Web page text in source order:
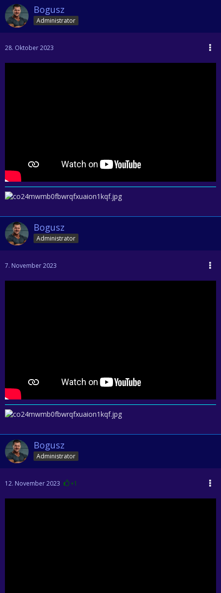
Bogusz
Administrator
28. Oktober 2023
Bogusz
Administrator
7. November 2023
Bogusz
Administrator
12. November 2023 +1